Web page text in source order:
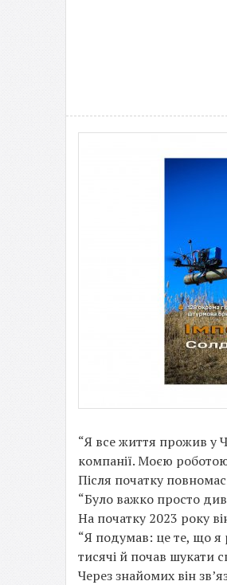
“Я все життя прожив у
компанії. Моєю
Після початку
“Було важко просто
На початку 2023 року
“Я подумав: це те, що я
тисячі й почав шукати
Через знайомих він